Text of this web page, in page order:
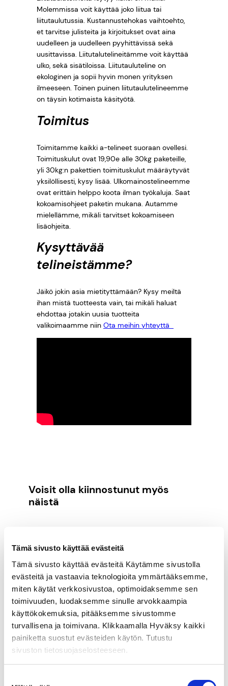
Tämä sivusto käyttää evästeitä
Tämä sivusto käyttää evästeitä Käytämme sivustolla
evästeitä ja vastaavia teknologioita ymmärtääksemme,
miten käytät verkkosivustoa, optimoidaksemme sen
toimivuuden, luodaksemme sinulle arvokkaampia
käyttökokemuksia, pitääksemme sivustomme
turvallisena ja toimivana. Klikkaamalla Hyväksy kaikki
painiketta suostut evästeiden käytön. Tutustu
sivuston tietosuojaselosteeseen.
Molemmissa voit käyttää joko liitua tai
liitutaulutussia. Kustannustehokas vaihtoehto,
et tarvitse julisteita ja kirjoitukset ovat aina
uudelleen ja uudelleen pyyhittävissä sekä
uusittavissa. Liitutalutelineitämme voit käyttää
ulko, sekä sisätiloissa. Liitutauluteline on
ekologinen ja sopii hyvin monen yrityksen
ilmeeseen. Toinen puinen liitutaulutelineemme
on täysin kotimaista käsityötä.
Toimitus
Toimitamme kaikki a-telineet suoraan ovellesi.
Toimituskulut ovat 19,90e alle 30kg paketeille,
yli 30kg:n pakettien toimituskulut määräytyvät
yksilöllisesti, kysy lisää. Ulkomainostelineemme
ovat erittäin helppo koota ilman työkaluja. Saat
kokoamisohjeet paketin mukana. Autamme
mielellämme, mikäli tarvitset kokoamiseen
lisäohjeita.
Kysyttävää
telineistämme?
Jäikö jokin asia mietityttämään? Kysy meiltä
ihan mistä tuotteesta vain, tai mikäli haluat
ehdottaa jotakin uusia tuotteita
valikoimaamme niin Ota meihin yhteyttä
Voisit olla kiinnostunut myös
näistä